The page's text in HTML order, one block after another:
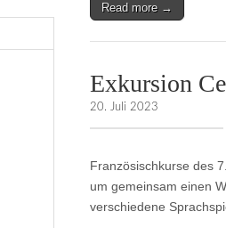
Read more →
Exkursion
20. Juli 2023
Französischkurse des
um gemeinsam einen
verschiedene